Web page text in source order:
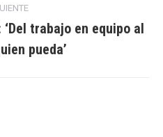
siguiente:
trabajo en equipo al
pueda’